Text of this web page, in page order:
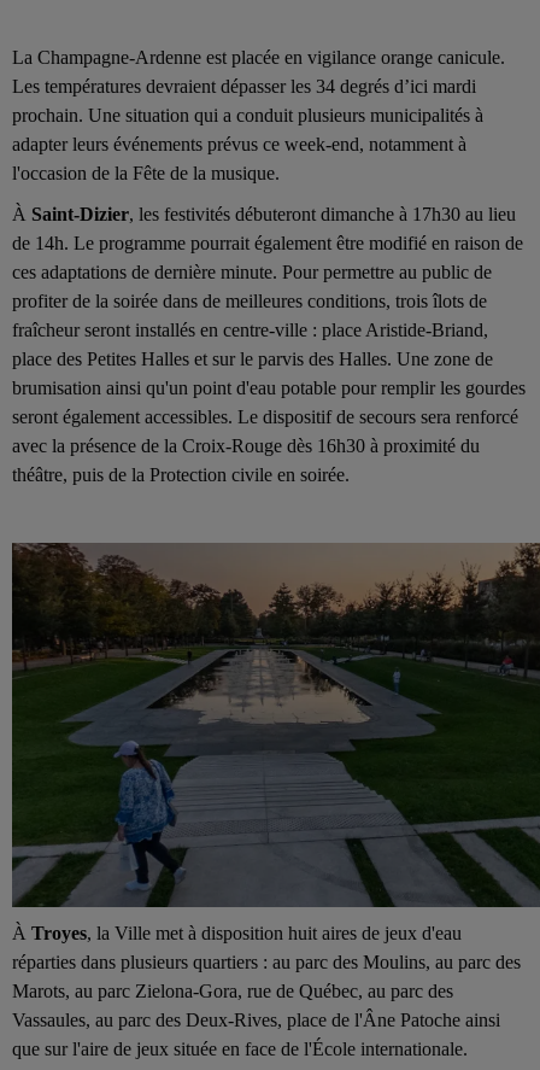
La Champagne-Ardenne est placée en vigilance orange canicule.
Les températures devraient dépasser les 34 degrés d’ici mardi
prochain. Une situation qui a conduit plusieurs municipalités à
adapter leurs événements prévus ce week-end, notamment à
l'occasion de la Fête de la musique.
À Saint-Dizier, les festivités débuteront dimanche à 17h30 au lieu
de 14h. Le programme pourrait également être modifié en raison de
ces adaptations de dernière minute. Pour permettre au public de
profiter de la soirée dans de meilleures conditions, trois îlots de
fraîcheur seront installés en centre-ville : place Aristide-Briand,
place des Petites Halles et sur le parvis des Halles. Une zone de
brumisation ainsi qu'un point d'eau potable pour remplir les gourdes
seront également accessibles. Le dispositif de secours sera renforcé
avec la présence de la Croix-Rouge dès 16h30 à proximité du
théâtre, puis de la Protection civile en soirée.
À Troyes, la Ville met à disposition huit aires de jeux d'eau
réparties dans plusieurs quartiers : au parc des Moulins, au parc des
Marots, au parc Zielona-Gora, rue de Québec, au parc des
Vassaules, au parc des Deux-Rives, place de l'Âne Patoche ainsi
que sur l'aire de jeux située en face de l'École internationale.